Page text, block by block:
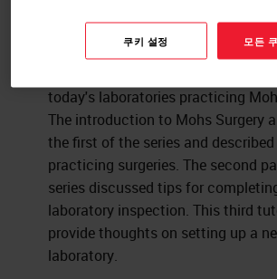
Setting up a New Mohs
for Success
today's laboratories practicing
The introduction to Mohs Surgery
the first of the series and
practicing surgeries. The second
series discussed tips for
laboratory inspection. This third
provide thoughts on setting up a
laboratory.
쿠키 설정 모든